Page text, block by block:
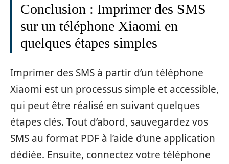
Conclusion : Imprimer des SMS
sur un téléphone Xiaomi en
quelques étapes simples
Imprimer des SMS à partir d’un téléphone
Xiaomi est un processus simple et accessible,
qui peut être réalisé en suivant quelques
étapes clés. Tout d’abord, sauvegardez vos
SMS au format PDF à l’aide d’une application
dédiée. Ensuite, connectez votre téléphone